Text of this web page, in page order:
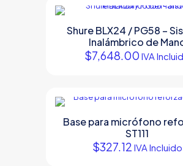
Shure BLX24 / PG58 –
Inalámbrico de
$7,648.00 IVA
Base para micrófono
ST111
$327.12 IVA Incluido